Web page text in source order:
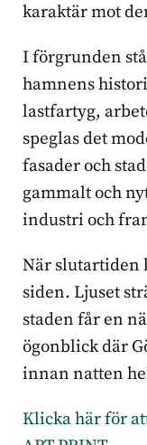
karaktär mot
I förgrunden
hamnens
lastfartyg,
speglas det
fasader och
gammalt och
industri och
När slutartiden
siden. Ljuset
staden får en
ögonblick där
innan natten
Klicka här för